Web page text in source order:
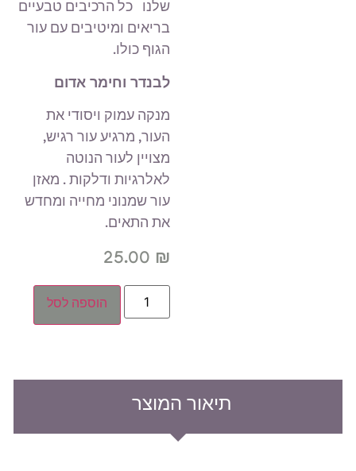
שלנו כל הרכיבים טבעיים
בריאים ומיטיבים עם עור
הגוף כולו.
לבנדר וחימר אדום
מנקה עמוק ויסודי את
העור, מרגיע עור רגיש,
מצויין לעור הנוטה
לאלרגיות ודלקות . מאזן
עור שמנוני מחייה ומחדש
את התאים.
25.00
הוספה לסל
תיאור המוצר